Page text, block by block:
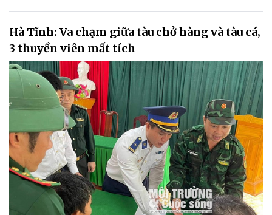
Hà Tĩnh: Va chạm giữa tàu chở hàng và tàu cá,
3 thuyền viên mất tích